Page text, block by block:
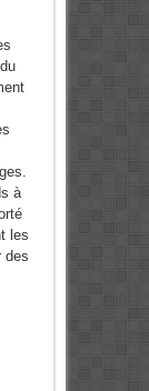
à
les
des